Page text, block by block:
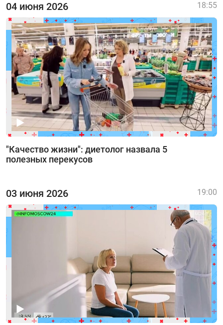
04 июня 2026
"Качество жизни": диетолог назвала 5
полезных перекусов
18:55
03 июня 2026 19:00